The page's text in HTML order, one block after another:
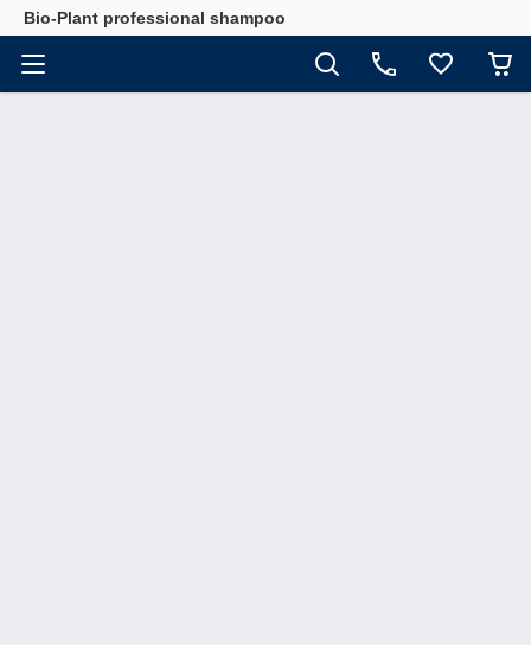
Bio-Plant professional shampoo